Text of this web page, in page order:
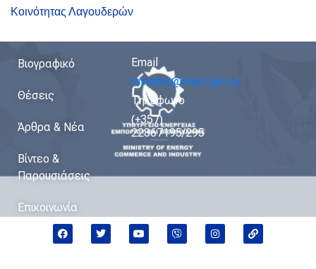
Κοινότητας Λαγουδερών
Βιογραφικό
Θέσεις
Άρθρα & Νέα
Βίντεο &
Παρουσιάσεις
Επικοινωνία
Email
minister@meci.gov.cy
Τηλέφωνο
(+357)
22867195/295